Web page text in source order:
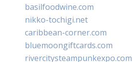
basilfoodwine.com
nikko-tochigi.net
caribbean-corner.com
bluemoongiftcards.com
rivercitysteampunkexpo.com